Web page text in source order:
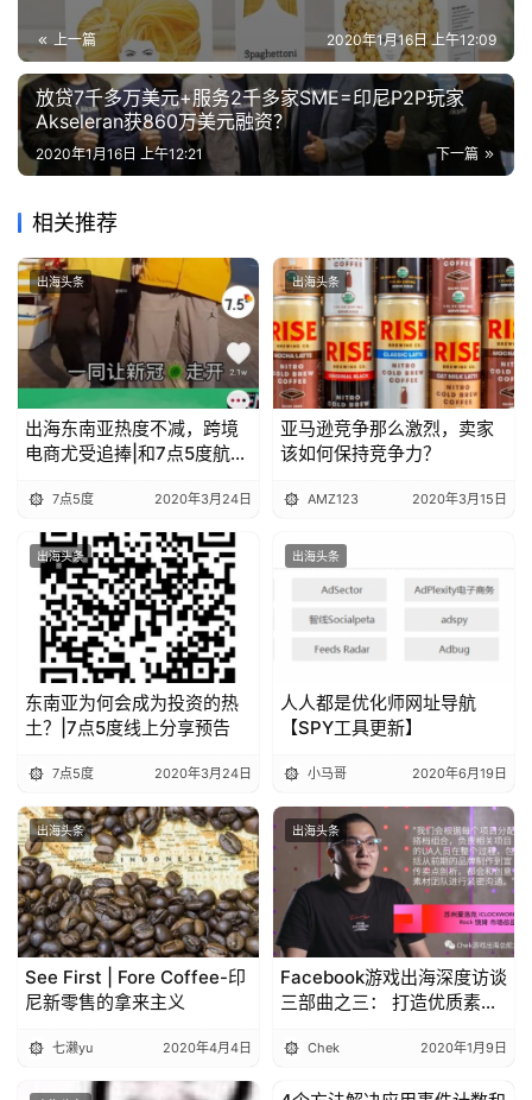
上一篇 2020年1月16日 上午12:09
放贷7千多万美元+服务2千多家SME=印尼P2P玩家
Akseleran获860万美元融资？
下一篇
2020年1月16日 上午12:21
相关推荐
出海头条
出海东南亚热度不减，跨境
电商尤受追捧|和7点5度航海
7点5度 2020年3月24日
出海头条
亚马逊竞争那么激烈，卖家
该如何保持竞争力？
AMZ123 2020年3月15日
出海头条
东南亚为何会成为投资的热
土？|7点5度线上分享预告
7点5度 2020年3月24日
出海头条
人人都是优化师网址导航
【SPY工具更新】
小马哥 2020年6月19日
出海头条
See First | Fore Coffee-印
尼新零售的拿来主义
七濑yu 2020年4月4日
出海头条
Facebook游戏出海深度访谈
三部曲之三： 打造优质素
成效Chek 2020年1月9日